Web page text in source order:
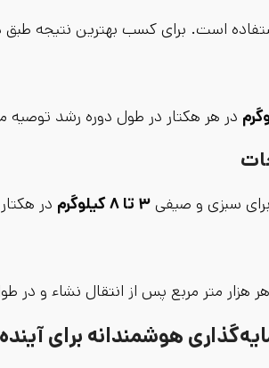
است. برای کسب بهترین نتیجه طبق
در هر هکتار در طول دوره رشد
سبزی و صیفی۳ تا ۸ کیلوگرم در
هزار متر مربع پس از انتقال نشاء و در
هوشمندانه برای